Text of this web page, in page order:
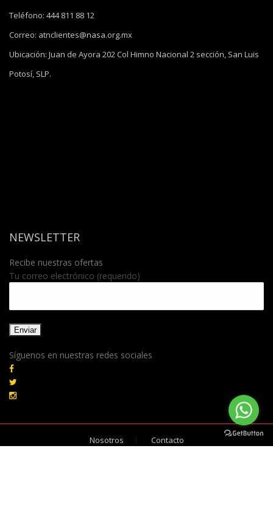
Teléfono: 444 811 88 12
Correo: atnclientes@nasa.org.mx
Ubicación: Juan de Ayora 202 Col Himno Nacional 2 sección, San Luis
Potosí, SLP.
NEWSLETTER
Recibe nuestras ofertas
Tu correo electrónico (requerido)
Síguenos en nuestras redes sociales
Nosotros Contacto